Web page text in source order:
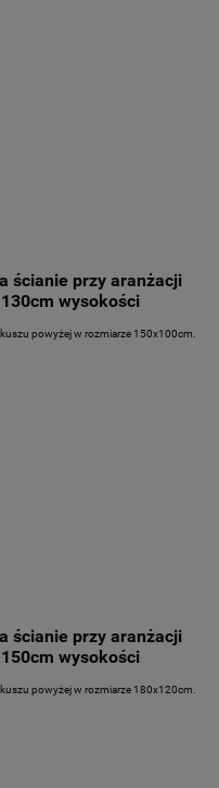
ścianie przy aranżacji
wysokości
powyżej w rozmiarze 150x100cm.
ścianie przy aranżacji
wysokości
powyżej w rozmiarze 180x120cm.